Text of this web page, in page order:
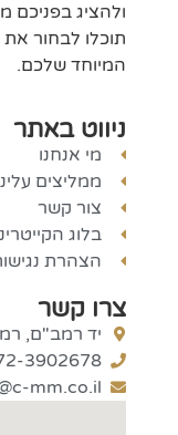
ולהציג בפניכם
תוכלו לבחור את
המיוחד שלכם.
ניווט באתר
מי אנחנו
ממליצים
צור קשר
בלוג
הצהרת
צרו קשר
יד רמב"ם, רמלה
3902678
mm.co.il